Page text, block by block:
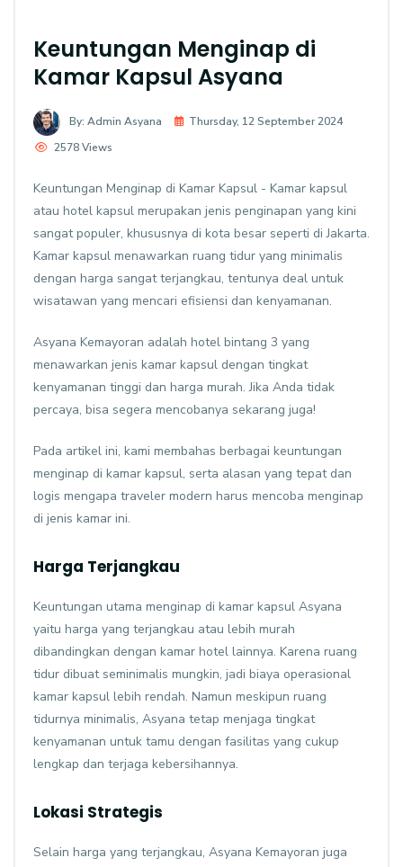
Keuntungan Menginap di
Kamar Kapsul Asyana
By: Admin Asyana
Thursday, 12 September 2024
2578 Views
Keuntungan Menginap di Kamar Kapsul - Kamar kapsul
atau hotel kapsul merupakan jenis penginapan yang kini
sangat populer, khususnya di kota besar seperti di Jakarta.
Kamar kapsul menawarkan ruang tidur yang minimalis
dengan harga sangat terjangkau, tentunya deal untuk
wisatawan yang mencari efisiensi dan kenyamanan.
Asyana Kemayoran adalah hotel bintang 3 yang
menawarkan jenis kamar kapsul dengan tingkat
kenyamanan tinggi dan harga murah. Jika Anda tidak
percaya, bisa segera mencobanya sekarang juga!
Pada artikel ini, kami membahas berbagai keuntungan
menginap di kamar kapsul, serta alasan yang tepat dan
logis mengapa traveler modern harus mencoba menginap
di jenis kamar ini.
Harga Terjangkau
Keuntungan utama menginap di kamar kapsul Asyana
yaitu harga yang terjangkau atau lebih murah
dibandingkan dengan kamar hotel lainnya. Karena ruang
tidur dibuat seminimalis mungkin, jadi biaya operasional
kamar kapsul lebih rendah. Namun meskipun ruang
tidurnya minimalis, Asyana tetap menjaga tingkat
kenyamanan untuk tamu dengan fasilitas yang cukup
lengkap dan terjaga kebersihannya.
Lokasi Strategis
Selain harga yang terjangkau, Asyana Kemayoran juga